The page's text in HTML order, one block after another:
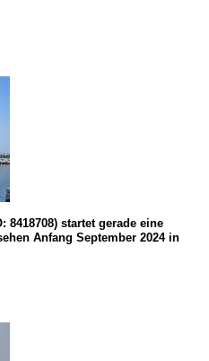
8418708) startet gerade eine
Anfang September 2024 in